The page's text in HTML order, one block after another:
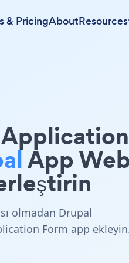
& PricingAboutResources
App
olmadan Drupal
Form app